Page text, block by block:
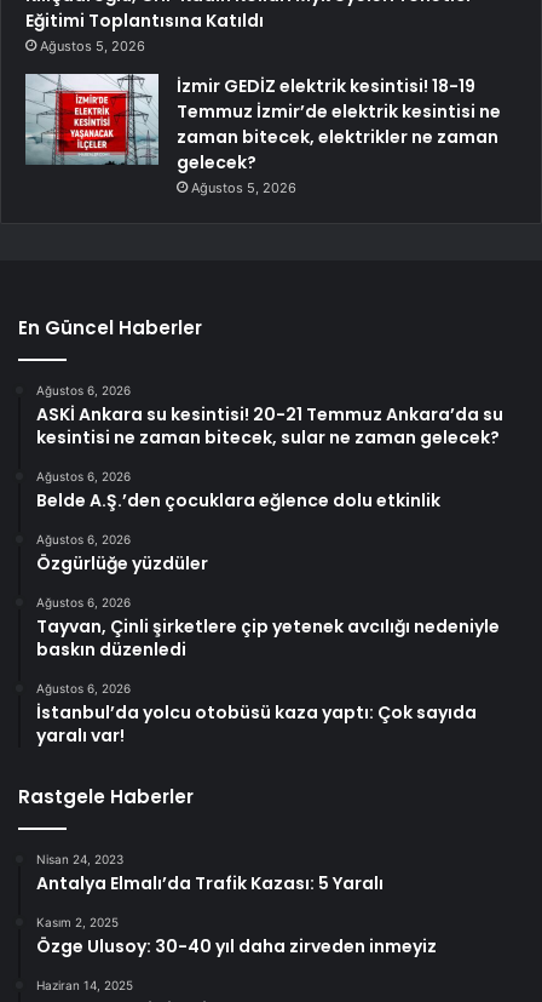
Eğitimi Toplantısına Katıldı
Ağustos 5, 2026
İzmir GEDİZ elektrik kesintisi! 18-19
Temmuz İzmir’de elektrik kesintisi ne
zaman bitecek, elektrikler ne zaman
gelecek?
Ağustos 5, 2026
En Güncel Haberler
Ağustos 6, 2026
ASKİ Ankara su kesintisi! 20-21 Temmuz Ankara’da su
kesintisi ne zaman bitecek, sular ne zaman gelecek?
Ağustos 6, 2026
Belde A.Ş.’den çocuklara eğlence dolu etkinlik
Ağustos 6, 2026
Özgürlüğe yüzdüler
Ağustos 6, 2026
Tayvan, Çinli şirketlere çip yetenek avcılığı nedeniyle
baskın düzenledi
Ağustos 6, 2026
İstanbul’da yolcu otobüsü kaza yaptı: Çok sayıda
yaralı var!
Rastgele Haberler
Nisan 24, 2023
Antalya Elmalı’da Trafik Kazası: 5 Yaralı
Kasım 2, 2025
Özge Ulusoy: 30-40 yıl daha zirveden inmeyiz
Haziran 14, 2025